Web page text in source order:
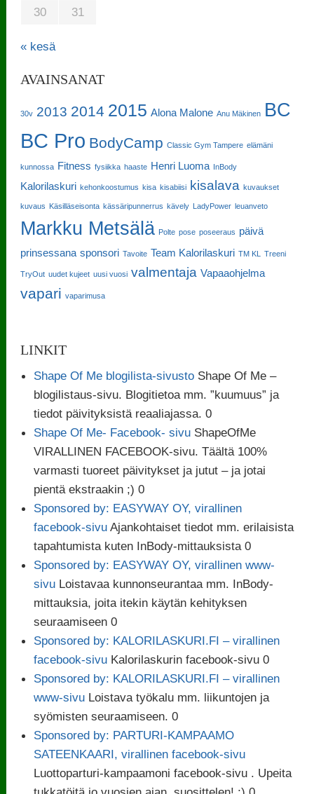
30
31
« kesä
AVAINSANAT
30v 2013 2014 2015 Alona Malone Anu Mäkinen BC
BC Pro BodyCamp Classic Gym Tampere elämäni
kunnossa Fitness fysiikka haaste Henri Luoma InBody
Kalorilaskuri kehonkoostumus kisa kisabiisi kisalava kuvaukset
kuvaus Käsilläseisonta kässäripunnerrus kävely LadyPower leuanveto
Markku Metsälä Polte pose poseeraus päivä
prinsessana sponsori Tavoite Team Kalorilaskuri TM KL Treeni
TryOut uudet kujeet uusi vuosi valmentaja Vapaaohjelma
vapari vaparimusa
LINKIT
Shape Of Me blogilista-sivusto Shape Of Me –
blogilistaus-sivu. Blogitietoa mm. ”kuumuus” ja
tiedot päivityksistä reaaliajassa. 0
Shape Of Me- Facebook- sivu ShapeOfMe
VIRALLINEN FACEBOOK-sivu. Täältä 100%
varmasti tuoreet päivitykset ja jutut – ja jotai
pientä ekstraakin ;) 0
Sponsored by: EASYWAY OY, virallinen
facebook-sivu Ajankohtaiset tiedot mm. erilaisista
tapahtumista kuten InBody-mittauksista 0
Sponsored by: EASYWAY OY, virallinen www-
sivu Loistavaa kunnonseurantaa mm. InBody-
mittauksia, joita itekin käytän kehityksen
seuraamiseen 0
Sponsored by: KALORILASKURI.FI – virallinen
facebook-sivu Kalorilaskurin facebook-sivu 0
Sponsored by: KALORILASKURI.FI – virallinen
www-sivu Loistava työkalu mm. liikuntojen ja
syömisten seuraamiseen. 0
Sponsored by: PARTURI-KAMPAAMO
SATEENKAARI, virallinen facebook-sivu
Luottoparturi-kampaamoni facebook-sivu . Upeita